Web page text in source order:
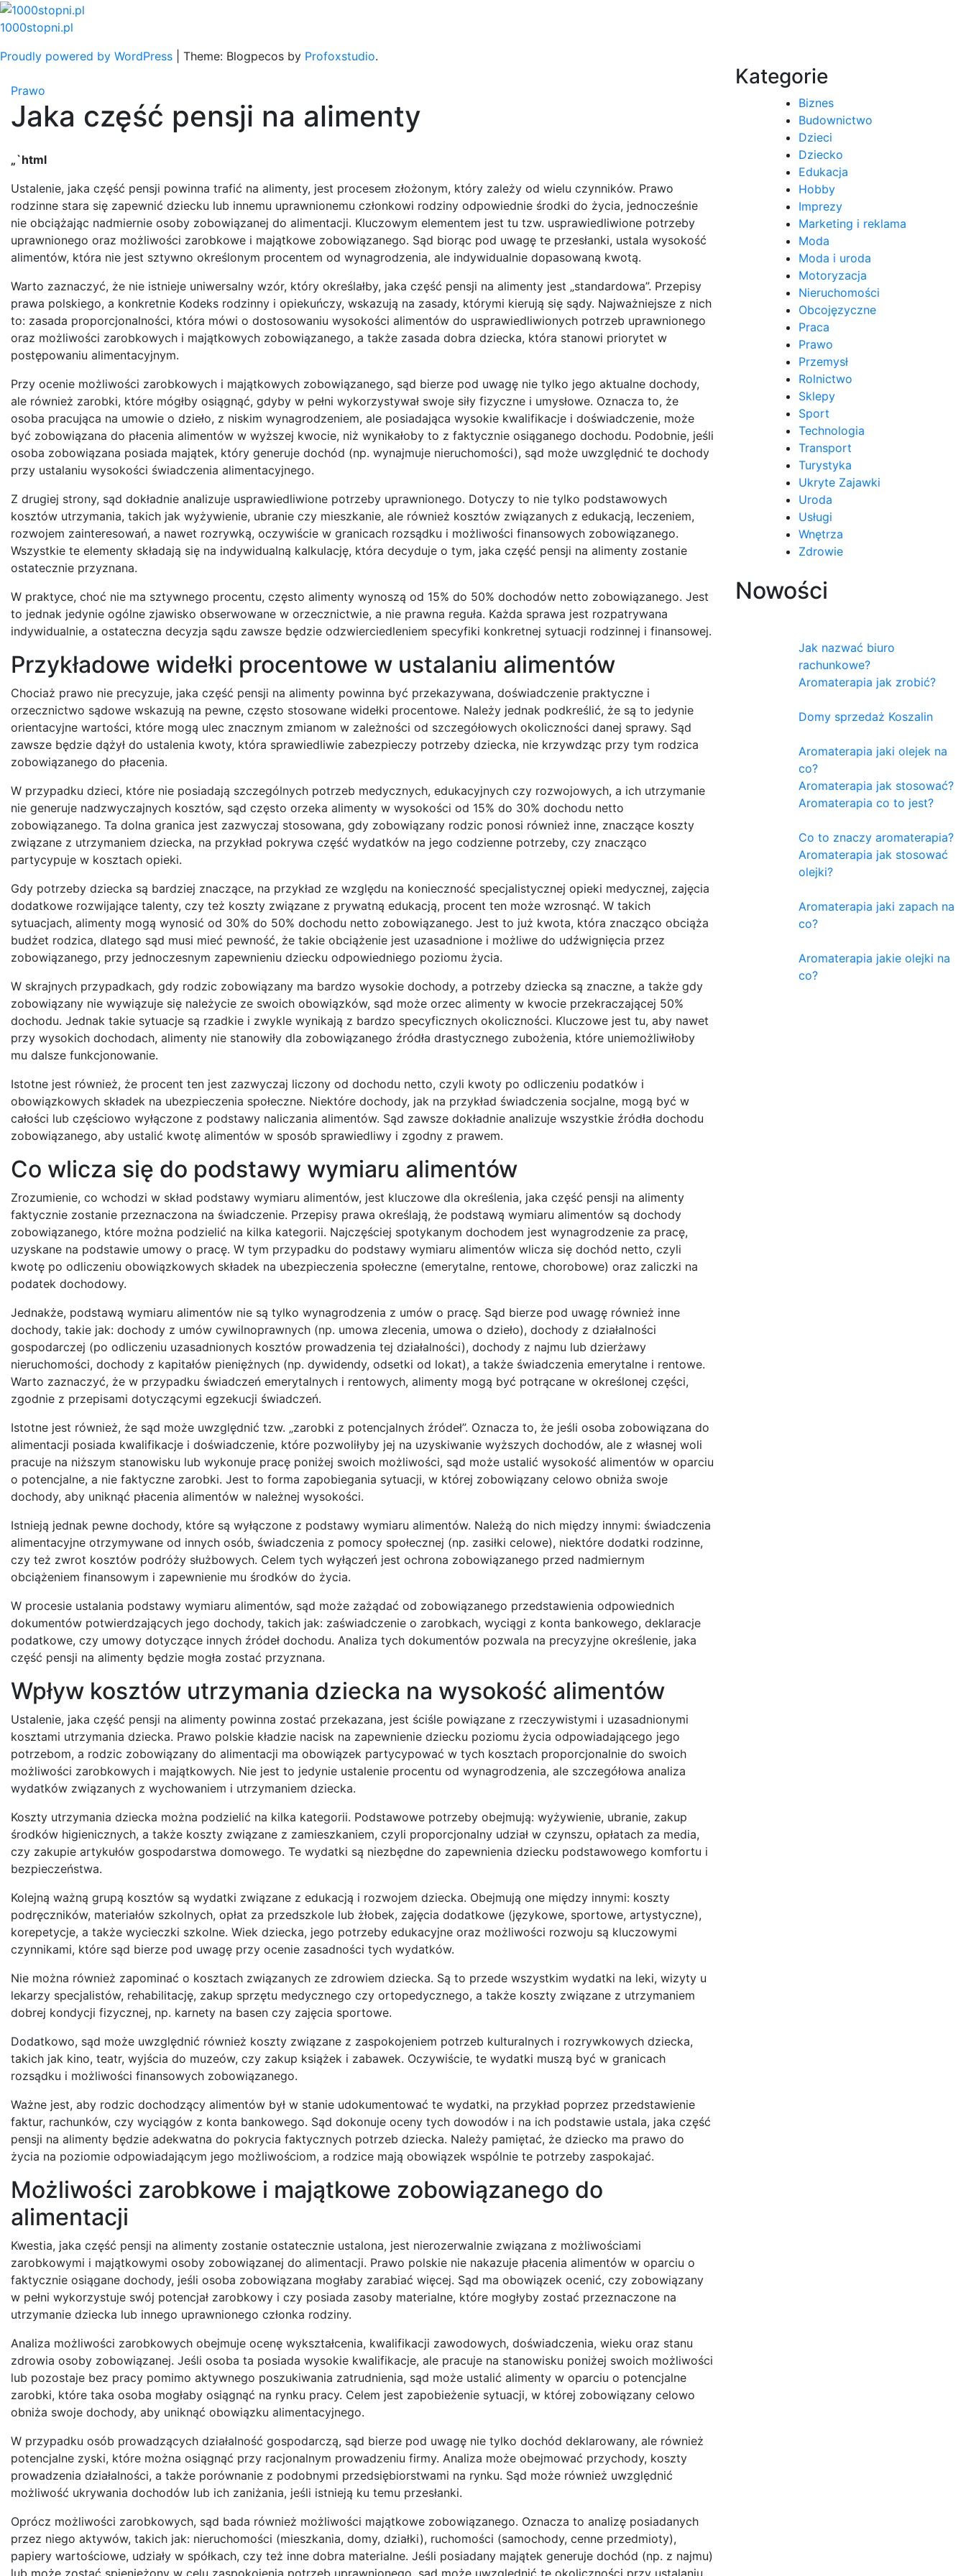
Skip
to
1000stopni.pl
Proudly powered by WordPress
Theme: Blogpecos by Profoxstudio.
Prawo
Jaka część pensji na alimenty
„`html
Ustalenie, jaka część pensji powinna trafić na alimenty, jest procesem złożonym, który zależy od wielu czynników. Prawo
rodzinne stara się zapewnić dziecku lub innemu uprawnionemu członkowi rodziny odpowiednie środki do życia, jednocześnie
nie obciążając nadmiernie osoby zobowiązanej do alimentacji. Kluczowym elementem jest tu tzw. usprawiedliwione potrzeby
uprawnionego oraz możliwości zarobkowe i majątkowe zobowiązanego. Sąd biorąc pod uwagę te przesłanki, ustala wysokość
alimentów, która nie jest sztywno określonym procentem od wynagrodzenia, ale indywidualnie dopasowaną kwotą.
Warto zaznaczyć, że nie istnieje uniwersalny wzór, który określałby, jaka część pensji na alimenty jest „standardowa”. Przepisy
prawa polskiego, a konkretnie Kodeks rodzinny i opiekuńczy, wskazują na zasady, którymi kierują się sądy. Najważniejsze z nich
to: zasada proporcjonalności, która mówi o dostosowaniu wysokości alimentów do usprawiedliwionych potrzeb uprawnionego
oraz możliwości zarobkowych i majątkowych zobowiązanego, a także zasada dobra dziecka, która stanowi priorytet w
postępowaniu alimentacyjnym.
Przy ocenie możliwości zarobkowych i majątkowych zobowiązanego, sąd bierze pod uwagę nie tylko jego aktualne dochody,
ale również zarobki, które mógłby osiągnąć, gdyby w pełni wykorzystywał swoje siły fizyczne i umysłowe. Oznacza to, że
osoba pracująca na umowie o dzieło, z niskim wynagrodzeniem, ale posiadająca wysokie kwalifikacje i doświadczenie, może
być zobowiązana do płacenia alimentów w wyższej kwocie, niż wynikałoby to z faktycznie osiąganego dochodu. Podobnie, jeśli
osoba zobowiązana posiada majątek, który generuje dochód (np. wynajmuje nieruchomości), sąd może uwzględnić te dochody
przy ustalaniu wysokości świadczenia alimentacyjnego.
Z drugiej strony, sąd dokładnie analizuje usprawiedliwione potrzeby uprawnionego. Dotyczy to nie tylko podstawowych
kosztów utrzymania, takich jak wyżywienie, ubranie czy mieszkanie, ale również kosztów związanych z edukacją, leczeniem,
rozwojem zainteresowań, a nawet rozrywką, oczywiście w granicach rozsądku i możliwości finansowych zobowiązanego.
Wszystkie te elementy składają się na indywidualną kalkulację, która decyduje o tym, jaka część pensji na alimenty zostanie
ostatecznie przyznana.
W praktyce, choć nie ma sztywnego procentu, często alimenty wynoszą od 15% do 50% dochodów netto zobowiązanego. Jest
to jednak jedynie ogólne zjawisko obserwowane w orzecznictwie, a nie prawna reguła. Każda sprawa jest rozpatrywana
indywidualnie, a ostateczna decyzja sądu zawsze będzie odzwierciedleniem specyfiki konkretnej sytuacji rodzinnej i finansowej.
Przykładowe widełki procentowe w ustalaniu alimentów
Chociaż prawo nie precyzuje, jaka część pensji na alimenty powinna być przekazywana, doświadczenie praktyczne i
orzecznictwo sądowe wskazują na pewne, często stosowane widełki procentowe. Należy jednak podkreślić, że są to jedynie
orientacyjne wartości, które mogą ulec znacznym zmianom w zależności od szczegółowych okoliczności danej sprawy. Sąd
zawsze będzie dążył do ustalenia kwoty, która sprawiedliwie zabezpieczy potrzeby dziecka, nie krzywdząc przy tym rodzica
zobowiązanego do płacenia.
W przypadku dzieci, które nie posiadają szczególnych potrzeb medycznych, edukacyjnych czy rozwojowych, a ich utrzymanie
nie generuje nadzwyczajnych kosztów, sąd często orzeka alimenty w wysokości od 15% do 30% dochodu netto
zobowiązanego. Ta dolna granica jest zazwyczaj stosowana, gdy zobowiązany rodzic ponosi również inne, znaczące koszty
związane z utrzymaniem dziecka, na przykład pokrywa część wydatków na jego codzienne potrzeby, czy znacząco
partycypuje w kosztach opieki.
Gdy potrzeby dziecka są bardziej znaczące, na przykład ze względu na konieczność specjalistycznej opieki medycznej, zajęcia
dodatkowe rozwijające talenty, czy też koszty związane z prywatną edukacją, procent ten może wzrosnąć. W takich
sytuacjach, alimenty mogą wynosić od 30% do 50% dochodu netto zobowiązanego. Jest to już kwota, która znacząco obciąża
budżet rodzica, dlatego sąd musi mieć pewność, że takie obciążenie jest uzasadnione i możliwe do udźwignięcia przez
zobowiązanego, przy jednoczesnym zapewnieniu dziecku odpowiedniego poziomu życia.
W skrajnych przypadkach, gdy rodzic zobowiązany ma bardzo wysokie dochody, a potrzeby dziecka są znaczne, a także gdy
zobowiązany nie wywiązuje się należycie ze swoich obowiązków, sąd może orzec alimenty w kwocie przekraczającej 50%
dochodu. Jednak takie sytuacje są rzadkie i zwykle wynikają z bardzo specyficznych okoliczności. Kluczowe jest tu, aby nawet
przy wysokich dochodach, alimenty nie stanowiły dla zobowiązanego źródła drastycznego zubożenia, które uniemożliwiłoby
mu dalsze funkcjonowanie.
Istotne jest również, że procent ten jest zazwyczaj liczony od dochodu netto, czyli kwoty po odliczeniu podatków i
obowiązkowych składek na ubezpieczenia społeczne. Niektóre dochody, jak na przykład świadczenia socjalne, mogą być w
całości lub częściowo wyłączone z podstawy naliczania alimentów. Sąd zawsze dokładnie analizuje wszystkie źródła dochodu
zobowiązanego, aby ustalić kwotę alimentów w sposób sprawiedliwy i zgodny z prawem.
Co wlicza się do podstawy wymiaru alimentów
Zrozumienie, co wchodzi w skład podstawy wymiaru alimentów, jest kluczowe dla określenia, jaka część pensji na alimenty
faktycznie zostanie przeznaczona na świadczenie. Przepisy prawa określają, że podstawą wymiaru alimentów są dochody
zobowiązanego, które można podzielić na kilka kategorii. Najczęściej spotykanym dochodem jest wynagrodzenie za pracę,
uzyskane na podstawie umowy o pracę. W tym przypadku do podstawy wymiaru alimentów wlicza się dochód netto, czyli
kwotę po odliczeniu obowiązkowych składek na ubezpieczenia społeczne (emerytalne, rentowe, chorobowe) oraz zaliczki na
podatek dochodowy.
Jednakże, podstawą wymiaru alimentów nie są tylko wynagrodzenia z umów o pracę. Sąd bierze pod uwagę również inne
dochody, takie jak: dochody z umów cywilnoprawnych (np. umowa zlecenia, umowa o dzieło), dochody z działalności
gospodarczej (po odliczeniu uzasadnionych kosztów prowadzenia tej działalności), dochody z najmu lub dzierżawy
nieruchomości, dochody z kapitałów pieniężnych (np. dywidendy, odsetki od lokat), a także świadczenia emerytalne i rentowe.
Warto zaznaczyć, że w przypadku świadczeń emerytalnych i rentowych, alimenty mogą być potrącane w określonej części,
zgodnie z przepisami dotyczącymi egzekucji świadczeń.
Istotne jest również, że sąd może uwzględnić tzw. „zarobki z potencjalnych źródeł”. Oznacza to, że jeśli osoba zobowiązana do
alimentacji posiada kwalifikacje i doświadczenie, które pozwoliłyby jej na uzyskiwanie wyższych dochodów, ale z własnej woli
pracuje na niższym stanowisku lub wykonuje pracę poniżej swoich możliwości, sąd może ustalić wysokość alimentów w oparciu
o potencjalne, a nie faktyczne zarobki. Jest to forma zapobiegania sytuacji, w której zobowiązany celowo obniża swoje
dochody, aby uniknąć płacenia alimentów w należnej wysokości.
Istnieją jednak pewne dochody, które są wyłączone z podstawy wymiaru alimentów. Należą do nich między innymi: świadczenia
alimentacyjne otrzymywane od innych osób, świadczenia z pomocy społecznej (np. zasiłki celowe), niektóre dodatki rodzinne,
czy też zwrot kosztów podróży służbowych. Celem tych wyłączeń jest ochrona zobowiązanego przed nadmiernym
obciążeniem finansowym i zapewnienie mu środków do życia.
W procesie ustalania podstawy wymiaru alimentów, sąd może zażądać od zobowiązanego przedstawienia odpowiednich
dokumentów potwierdzających jego dochody, takich jak: zaświadczenie o zarobkach, wyciągi z konta bankowego, deklaracje
podatkowe, czy umowy dotyczące innych źródeł dochodu. Analiza tych dokumentów pozwala na precyzyjne określenie, jaka
część pensji na alimenty będzie mogła zostać przyznana.
Wpływ kosztów utrzymania dziecka na wysokość alimentów
Ustalenie, jaka część pensji na alimenty powinna zostać przekazana, jest ściśle powiązane z rzeczywistymi i uzasadnionymi
kosztami utrzymania dziecka. Prawo polskie kładzie nacisk na zapewnienie dziecku poziomu życia odpowiadającego jego
potrzebom, a rodzic zobowiązany do alimentacji ma obowiązek partycypować w tych kosztach proporcjonalnie do swoich
możliwości zarobkowych i majątkowych. Nie jest to jedynie ustalenie procentu od wynagrodzenia, ale szczegółowa analiza
wydatków związanych z wychowaniem i utrzymaniem dziecka.
Koszty utrzymania dziecka można podzielić na kilka kategorii. Podstawowe potrzeby obejmują: wyżywienie, ubranie, zakup
środków higienicznych, a także koszty związane z zamieszkaniem, czyli proporcjonalny udział w czynszu, opłatach za media,
czy zakupie artykułów gospodarstwa domowego. Te wydatki są niezbędne do zapewnienia dziecku podstawowego komfortu i
bezpieczeństwa.
Kolejną ważną grupą kosztów są wydatki związane z edukacją i rozwojem dziecka. Obejmują one między innymi: koszty
podręczników, materiałów szkolnych, opłat za przedszkole lub żłobek, zajęcia dodatkowe (językowe, sportowe, artystyczne),
korepetycje, a także wycieczki szkolne. Wiek dziecka, jego potrzeby edukacyjne oraz możliwości rozwoju są kluczowymi
czynnikami, które sąd bierze pod uwagę przy ocenie zasadności tych wydatków.
Nie można również zapominać o kosztach związanych ze zdrowiem dziecka. Są to przede wszystkim wydatki na leki, wizyty u
lekarzy specjalistów, rehabilitację, zakup sprzętu medycznego czy ortopedycznego, a także koszty związane z utrzymaniem
dobrej kondycji fizycznej, np. karnety na basen czy zajęcia sportowe.
Dodatkowo, sąd może uwzględnić również koszty związane z zaspokojeniem potrzeb kulturalnych i rozrywkowych dziecka,
takich jak kino, teatr, wyjścia do muzeów, czy zakup książek i zabawek. Oczywiście, te wydatki muszą być w granicach
rozsądku i możliwości finansowych zobowiązanego.
Ważne jest, aby rodzic dochodzący alimentów był w stanie udokumentować te wydatki, na przykład poprzez przedstawienie
faktur, rachunków, czy wyciągów z konta bankowego. Sąd dokonuje oceny tych dowodów i na ich podstawie ustala, jaka część
pensji na alimenty będzie adekwatna do pokrycia faktycznych potrzeb dziecka. Należy pamiętać, że dziecko ma prawo do
życia na poziomie odpowiadającym jego możliwościom, a rodzice mają obowiązek wspólnie te potrzeby zaspokajać.
Możliwości zarobkowe i majątkowe zobowiązanego do
alimentacji
Kwestia, jaka część pensji na alimenty zostanie ostatecznie ustalona, jest nierozerwalnie związana z możliwościami
zarobkowymi i majątkowymi osoby zobowiązanej do alimentacji. Prawo polskie nie nakazuje płacenia alimentów w oparciu o
faktycznie osiągane dochody, jeśli osoba zobowiązana mogłaby zarabiać więcej. Sąd ma obowiązek ocenić, czy zobowiązany
w pełni wykorzystuje swój potencjał zarobkowy i czy posiada zasoby materialne, które mogłyby zostać przeznaczone na
utrzymanie dziecka lub innego uprawnionego członka rodziny.
Analiza możliwości zarobkowych obejmuje ocenę wykształcenia, kwalifikacji zawodowych, doświadczenia, wieku oraz stanu
zdrowia osoby zobowiązanej. Jeśli osoba ta posiada wysokie kwalifikacje, ale pracuje na stanowisku poniżej swoich możliwości
lub pozostaje bez pracy pomimo aktywnego poszukiwania zatrudnienia, sąd może ustalić alimenty w oparciu o potencjalne
zarobki, które taka osoba mogłaby osiągnąć na rynku pracy. Celem jest zapobieżenie sytuacji, w której zobowiązany celowo
obniża swoje dochody, aby uniknąć obowiązku alimentacyjnego.
W przypadku osób prowadzących działalność gospodarczą, sąd bierze pod uwagę nie tylko dochód deklarowany, ale również
potencjalne zyski, które można osiągnąć przy racjonalnym prowadzeniu firmy. Analiza może obejmować przychody, koszty
prowadzenia działalności, a także porównanie z podobnymi przedsiębiorstwami na rynku. Sąd może również uwzględnić
możliwość ukrywania dochodów lub ich zaniżania, jeśli istnieją ku temu przesłanki.
Oprócz możliwości zarobkowych, sąd bada również możliwości majątkowe zobowiązanego. Oznacza to analizę posiadanych
przez niego aktywów, takich jak: nieruchomości (mieszkania, domy, działki), ruchomości (samochody, cenne przedmioty),
papiery wartościowe, udziały w spółkach, czy też inne dobra materialne. Jeśli posiadany majątek generuje dochód (np. z najmu)
lub może zostać spieniężony w celu zaspokojenia potrzeb uprawnionego, sąd może uwzględnić te okoliczności przy ustalaniu
Kategorie
Biznes
Budownictwo
Dzieci
Dziecko
Edukacja
Hobby
Imprezy
Marketing i reklama
Moda
Moda i uroda
Motoryzacja
Nieruchomości
Obcojęzyczne
Praca
Prawo
Przemysł
Rolnictwo
Sklepy
Sport
Technologia
Transport
Turystyka
Ukryte Zajawki
Uroda
Usługi
Wnętrza
Zdrowie
Nowości
Jak nazwać biuro
rachunkowe?
Aromaterapia jak zrobić?
Domy sprzedaż Koszalin
Aromaterapia jaki olejek na
co?
Aromaterapia jak stosować?
Aromaterapia co to jest?
Co to znaczy aromaterapia?
Aromaterapia jak stosować
olejki?
Aromaterapia jaki zapach na
co?
Aromaterapia jakie olejki na
co?